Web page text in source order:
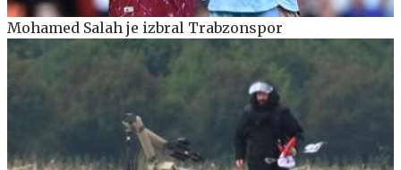
Mohamed Salah je izbral Trabzonspor